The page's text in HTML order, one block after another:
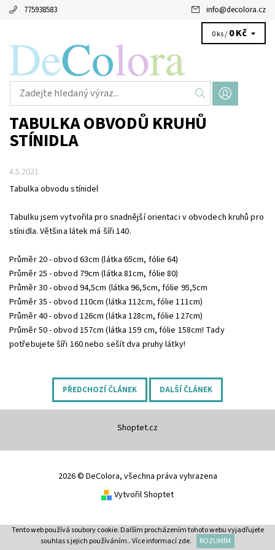
775938583 info@decolora.cz
0 ks / 0 Kč
TABULKA OBVODŮ KRUHŮ
STÍNIDLA
4.5.2021
Tabulka obvodu stínidel
Tabulku jsem vytvořila pro snadnější orientaci v obvodech kruhů pro
stínidla. Většina látek má šíři 140.
Průměr 20 - obvod 63cm (látka 65cm, fólie 64)
Průměr 25 - obvod 79cm (látka 81cm, fólie 80)
Průměr 30 - obvod 94,5cm (látka 96,5cm, fólie 95,5cm
Průměr 35 - obvod 110cm (látka 112cm, fólie 111cm)
Průměr 40 - obvod 126cm (látka 128cm, fólie 127cm)
Průměr 50 - obvod 157cm (látka 159 cm, fólie 158cm! Tady
potřebujete šíři 160 nebo sešít dva pruhy látky!
PŘEDCHOZÍ ČLÁNEK DALŠÍ ČLÁNEK
Shoptet.cz
2026 © DeColora, všechna práva vyhrazena
Vytvořil Shoptet
Tento web používá soubory cookie. Dalším procházením tohoto webu vyjadřujete
souhlas s jejich používáním.. Více informacízde. ROZUMÍM